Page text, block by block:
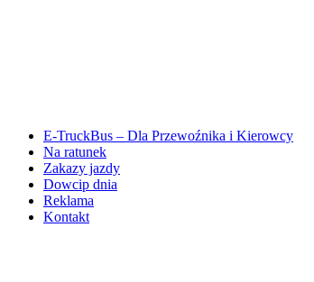
E-TruckBus – Dla Przewoźnika i Kierowcy
Na ratunek
Zakazy jazdy
Dowcip dnia
Reklama
Kontakt